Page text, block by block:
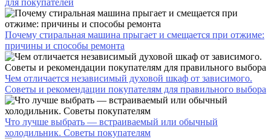
для покупателей
Почему стиральная машина прыгает и смещается при отжиме:
причины и способы ремонта
Чем отличается независимый духовой шкаф от зависимого.
Советы и рекомендации покупателям для правильного выбора
Что лучше выбрать — встраиваемый или обычный
холодильник. Советы покупателям